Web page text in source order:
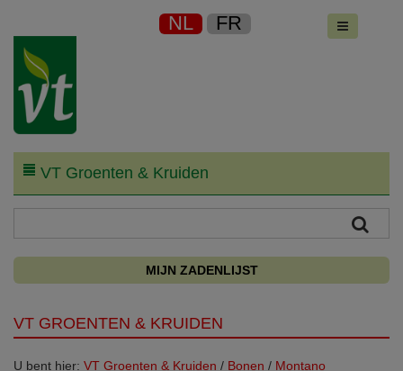
NL FR
VT Groenten & Kruiden
MIJN ZADENLIJST
VT GROENTEN & KRUIDEN
U bent hier: VT Groenten & Kruiden / Bonen / Montano